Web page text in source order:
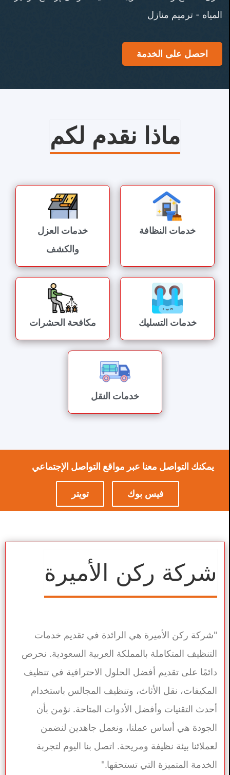
المياه - ترميم منازل
احصل على الخدمة
ماذا نقدم لكم
خدمات النظافة
خدمات العزل
والكشف
خدمات التسليك مكافحة الحشرات
خدمات النقل
يمكنك التواصل معنا عبر مواقع التواصل الإجتماعي
فيس بوك تويتر
شركة ركن الأميرة
"شركة ركن الأميرة هي الرائدة في تقديم خدمات
التنظيف المتكاملة بالمملكة العربية السعودية. نحرص
دائمًا على تقديم أفضل الحلول الاحترافية في تنظيف
المكيفات، نقل الأثاث، وتنظيف المجالس باستخدام
أحدث التقنيات وأفضل الأدوات المتاحة. نؤمن بأن
الجودة هي أساس عملنا، ونعمل جاهدين لنضمن
لعملائنا بيئة نظيفة ومريحة. اتصل بنا اليوم لتجربة
الخدمة المتميزة التي تستحقها."